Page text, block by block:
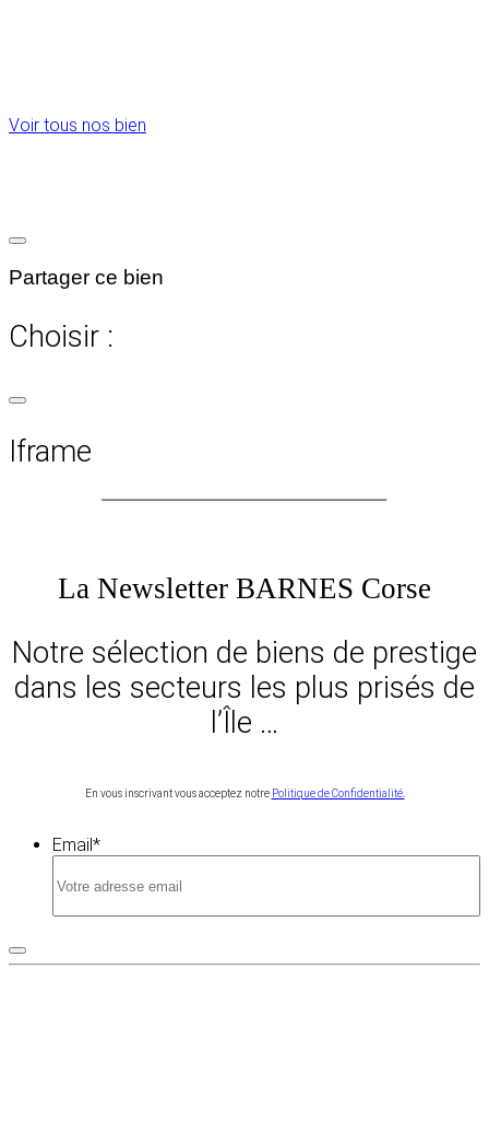
Voir tous nos bien
Partager ce bien
Choisir :
Iframe
La Newsletter BARNES Corse
Notre sélection de biens de prestige
dans les secteurs les plus prisés de
l’Île …
En vous inscrivant vous acceptez notre Politique de Confidentialité.
Email*